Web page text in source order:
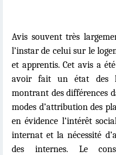
Avis souvent très
l’instar de celui sur le
et apprentis. Cet avis a
avoir fait un état des
montrant des différences
modes d’attribution des
en évidence l’intérêt
internat et la nécessité
des internes. Le